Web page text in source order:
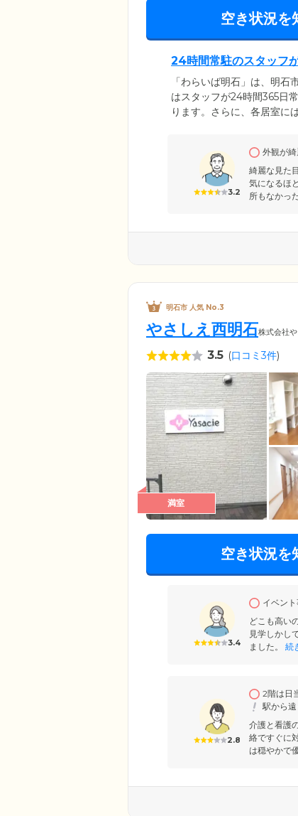
空き状況を
24時間常駐のスタッフ
「わらいば明石」は、明
はスタッフが24時間365日
ります。さらに、各居室に
る環境作りに努めています
3.2
外観が
綺麗な見た
気になるほ
所もなかっ
明石市 人気 No.3
やさしえ西明石株式会社
3.5 (口コミ3件)
満室
空き状況を
3.4
イベン
どこも高い
見学しかし
ました。
続
2.8
2階は日
駅から
介護と看護
絡ですぐに
は穏やかで